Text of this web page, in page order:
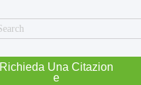
Richieda Una Citazion
E